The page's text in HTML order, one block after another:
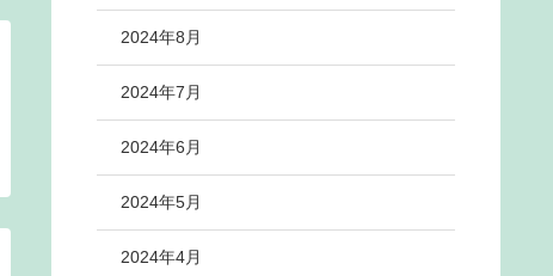
2024年8月
2024年7月
2024年6月
2024年5月
2024年4月